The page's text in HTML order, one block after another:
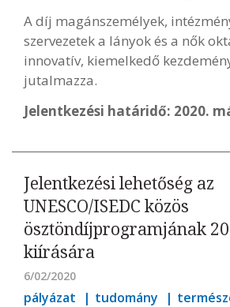
A díj magánszemélyek,
szervezetek a lányok és a nők
innovatív, kiemelkedő
jutalmazza.
Jelentkezési határidő: 2020.
Jelentkezési lehetőség az
UNESCO/ISEDC közös
ösztöndíjprogramjának
kiírására
6/02/2020
pályázat tudomány